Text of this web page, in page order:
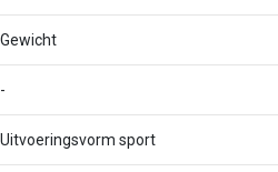
Gewicht
-
Uitvoeringsvorm sport